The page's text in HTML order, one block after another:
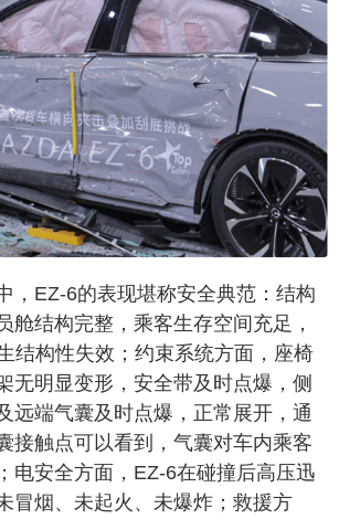
，EZ-6的表现堪称安全典范：结构
舱结构完整，乘客生存空间充足，
结构性失效；约束系统方面，座椅
无明显变形，安全带及时点爆，侧
远端气囊及时点爆，正常展开，通
接触点可以看到，气囊对车内乘客
电安全方面，EZ-6在碰撞后高压迅
冒烟、未起火、未爆炸；救援方